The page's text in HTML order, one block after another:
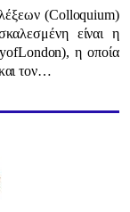
(Colloquium)
είναι η
ofLondon), η οποία
τον…